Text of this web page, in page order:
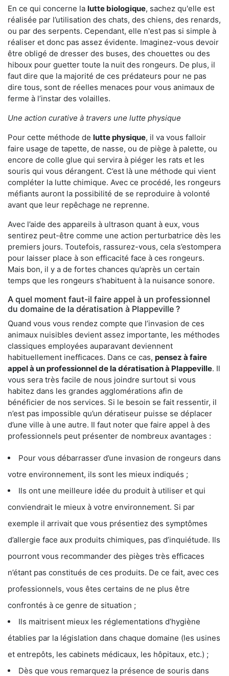
En ce qui concerne la lutte biologique, sachez qu'elle est
réalisée par l’utilisation des chats, des chiens, des renards,
ou par des serpents. Cependant, elle n'est pas si simple à
réaliser et donc pas assez évidente. Imaginez-vous devoir
être obligé de dresser des buses, des chouettes ou des
hiboux pour guetter toute la nuit des rongeurs. De plus, il
faut dire que la majorité de ces prédateurs pour ne pas
dire tous, sont de réelles menaces pour vous animaux de
ferme à l’instar des volailles.
Une action curative à travers une lutte physique
Pour cette méthode de lutte physique, il va vous falloir
faire usage de tapette, de nasse, ou de piège à palette, ou
encore de colle glue qui servira à piéger les rats et les
souris qui vous dérangent. C’est là une méthode qui vient
compléter la lutte chimique. Avec ce procédé, les rongeurs
méfiants auront la possibilité de se reproduire à volonté
avant que leur repêchage ne reprenne.
Avec l’aide des appareils à ultrason quant à eux, vous
sentirez peut-être comme une action perturbatrice dès les
premiers jours. Toutefois, rassurez-vous, cela s’estompera
pour laisser place à son efficacité face à ces rongeurs.
Mais bon, il y a de fortes chances qu’après un certain
temps que les rongeurs s’habituent à la nuisance sonore.
A quel moment faut-il faire appel à un professionnel
du domaine de la dératisation à Plappeville ?
Quand vous vous rendez compte que l’invasion de ces
animaux nuisibles devient assez importante, les méthodes
classiques employées auparavant deviennent
habituellement inefficaces. Dans ce cas, pensez à faire
appel à un professionnel de la dératisation à Plappeville. Il
vous sera très facile de nous joindre surtout si vous
habitez dans les grandes agglomérations afin de
bénéficier de nos services. Si le besoin se fait ressentir, il
n’est pas impossible qu’un dératiseur puisse se déplacer
d’une ville à une autre. Il faut noter que faire appel à des
professionnels peut présenter de nombreux avantages :
Pour vous débarrasser d’une invasion de rongeurs dans
votre environnement, ils sont les mieux indiqués ;
Ils ont une meilleure idée du produit à utiliser et qui
conviendrait le mieux à votre environnement. Si par
exemple il arrivait que vous présentiez des symptômes
d’allergie face aux produits chimiques, pas d’inquiétude. Ils
pourront vous recommander des pièges très efficaces
n’étant pas constitués de ces produits. De ce fait, avec ces
professionnels, vous êtes certains de ne plus être
confrontés à ce genre de situation ;
Ils maitrisent mieux les réglementations d’hygiène
établies par la législation dans chaque domaine (les usines
et entrepôts, les cabinets médicaux, les hôpitaux, etc.) ;
Dès que vous remarquez la présence de souris dans